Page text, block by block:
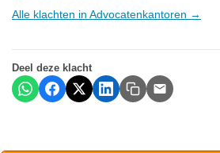
Alle klachten in Advocatenkantoren →
Deel deze klacht